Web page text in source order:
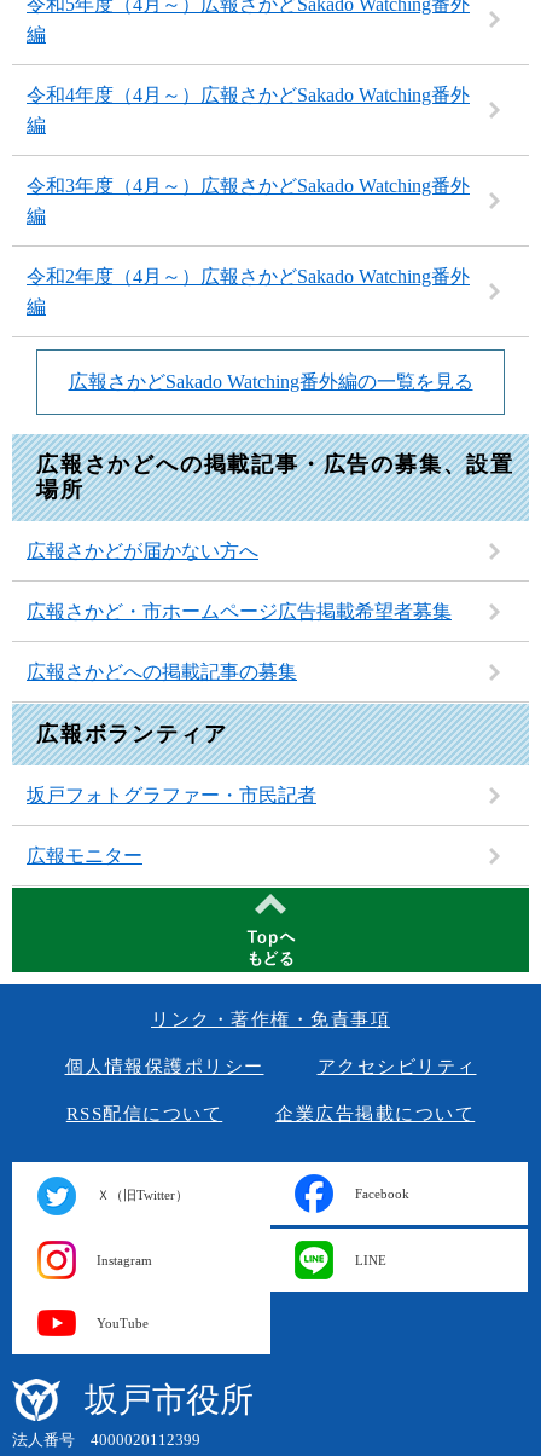
令和5年度（4月～）広報さかどSakado Watching番外
編
令和4年度（4月～）広報さかどSakado Watching番外
編
令和3年度（4月～）広報さかどSakado Watching番外
編
令和2年度（4月～）広報さかどSakado Watching番外
編
広報さかどSakado Watching番外編の一覧を見る
広報さかどへの掲載記事・広告の募集、設置
場所
広報さかどが届かない方へ
広報さかど・市ホームページ広告掲載希望者募集
広報さかどへの掲載記事の募集
広報ボランティア
坂戸フォトグラファー・市民記者
広報モニター
リンク・著作権・免責事項
個人情報保護ポリシー アクセシビリティ
RSS配信について 企業広告掲載について
Ｘ（旧Twitter） Facebook
Instagram LINE
YouTube
坂戸市役所
法人番号 4000020112399